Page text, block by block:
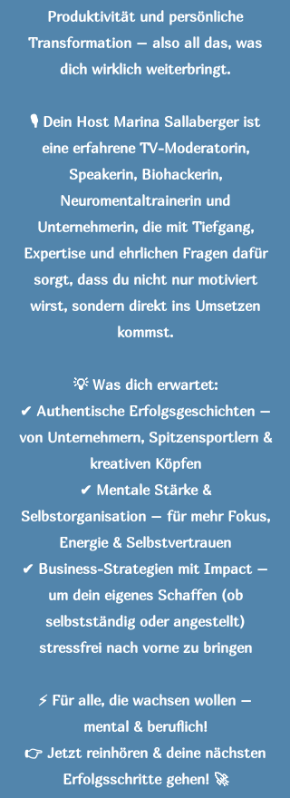
Produktivität und persönliche
Transformation – also all das, was
dich wirklich weiterbringt.
🎙️ Dein Host Marina Sallaberger ist
eine erfahrene TV-Moderatorin,
Speakerin, Biohackerin,
Neuromentaltrainerin und
Unternehmerin, die mit Tiefgang,
Expertise und ehrlichen Fragen dafür
sorgt, dass du nicht nur motiviert
wirst, sondern direkt ins Umsetzen
kommst.
💡 Was dich erwartet:
✔ Authentische Erfolgsgeschichten –
von Unternehmern, Spitzensportlern &
kreativen Köpfen
✔ Mentale Stärke &
Selbstorganisation – für mehr Fokus,
Energie & Selbstvertrauen
✔ Business-Strategien mit Impact –
um dein eigenes Schaffen (ob
selbstständig oder angestellt)
stressfrei nach vorne zu bringen
⚡ Für alle, die wachsen wollen –
mental & beruflich!
👉 Jetzt reinhören & deine nächsten
Erfolgsschritte gehen! 🚀